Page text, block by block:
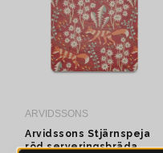
ARVIDSSONS
Arvidssons Stjärnspeja
röd serveringsbräda